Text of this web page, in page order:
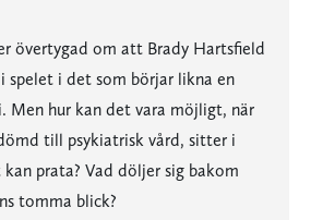
övertygad om att Brady Hartsfield
spelet i det som börjar likna en
Men hur kan det vara möjligt, när
till psykiatrisk vård, sitter i
prata? Vad döljer sig bakom
tomma blick?